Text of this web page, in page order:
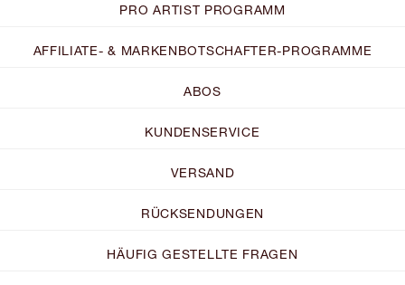
PRO ARTIST PROGRAMM
AFFILIATE- & MARKENBOTSCHAFTER-PROGRAMME
ABOS
KUNDENSERVICE
VERSAND
RÜCKSENDUNGEN
HÄUFIG GESTELLTE FRAGEN